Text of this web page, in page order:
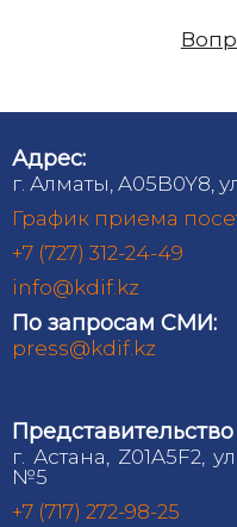
Адрес:
г. Алматы, A05B0Y8,
График приема
+7 (727) 312-24-49
info@kdif.kz
По запросам СМИ:
press@kdif.kz
г. Астана, Z01A5F2,
№5
+7 (717) 272-98-25